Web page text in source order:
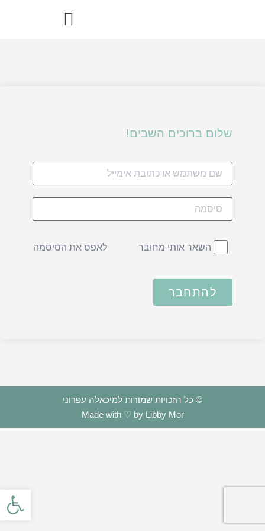
שלום ברוכים השבים!
השאר אותי מחובר לאפס את הסיסמה
להתחבר
© כל הזכויות שמורות למיכאלה עפרוני
Made with ♡ by Libby Mor
פתח